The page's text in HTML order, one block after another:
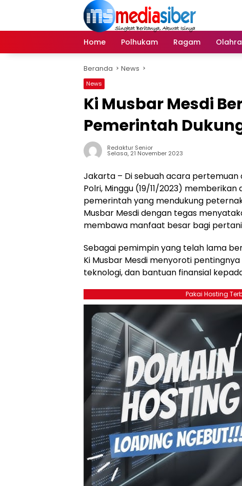
Home Polhukam Ragam
Beranda News
News
Ki Musbar Mesdi
Pemerintah
Redaktur Senior
Selasa, 21 November 2023
Jakarta – Di sebuah acara
Polri, Minggu (19/11/2023)
pemerintah yang mendukung
Musbar Mesdi dengan tegas
membawa manfaat besar bagi
Sebagai pemimpin yang telah lama
Ki Musbar Mesdi menyoroti
teknologi, dan bantuan finansial
Pakai Hosting